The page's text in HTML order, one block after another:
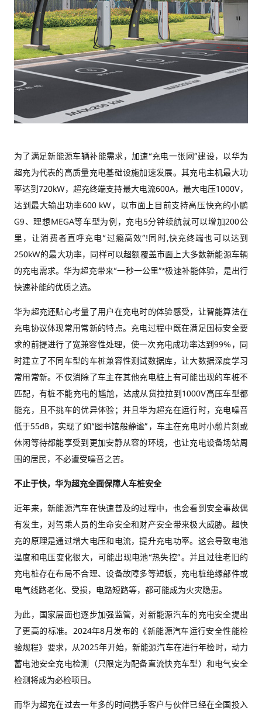
为了满足新能源车辆补能需求，加速“充电一张网”建设，以华为
超充为代表的高质量充电基础设施加速发展。其充电主机最大功
率达到720kW，超充终端支持最大电流600A，最大电压1000V，
达到最大输出功率600 kW，以市面上目前支持高压快充的小鹏
G9、理想MEGA等车型为例，充电5分钟续航就可以增加200公
里，让消费者直呼充电“过瘾高效”!同时,快充终端也可以达到
250kW的最大功率，同样可以超额覆盖市面上大多数新能源车辆
的充电需求。华为超充带来“一秒一公里”*极速补能体验，是出行
快速补能的优质之选。
华为超充还贴心考量了用户在充电时的体验感受，让智能算法在
充电协议体现常用常新的特点。充电过程中既在满足国标安全要
求的前提进行了宽兼容性处理，使一次充电成功率达到99%，同
时建立了不同车型的车桩兼容性测试数据库，让大数据深度学习
常用常新。不仅消除了车主在其他充电桩上有可能出现的车桩不
匹配，有桩不能充电的尴尬，达成从货拉拉到1000V高压车型都
能充，且不挑车的优异体验；并且华为超充在运行时，充电噪音
低于55dB，实现了如“图书馆般静谧”，车主在充电时小憩片刻或
休闲等待都能享受到更加安静从容的环境，也让充电设备场站周
围的居民，不必遭受噪音之苦。
不止于快，华为超充全面保障人车桩安全
近年来，新能源汽车在快速普及的过程中，也会看到安全事故偶
有发生，对驾乘人员的生命安全和财产安全带来极大威胁。超快
充的原理是通过增大电压和电流，提升充电功率。这会导致电池
温度和电压变化很大，可能出现电池“热失控”。并且过往老旧的
充电桩存在布局不合理、设备故障多等短板，充电桩绝缘部件或
电气线路老化、受损，电路短路等，都可能成为火灾隐患。
为此，国家层面也逐步加强监管，对新能源汽车的充电安全提出
了更高的标准。2024年8月发布的《新能源汽车运行安全性能检
验规程》要求，从2025年开始，新能源汽车在进行年检时，动力
蓄电池安全充电检测（只限定为配备直流快充车型）和电气安全
检测将成为必检项目。
而华为超充在过去一年多的时间携手客户与伙伴已经在全国投入